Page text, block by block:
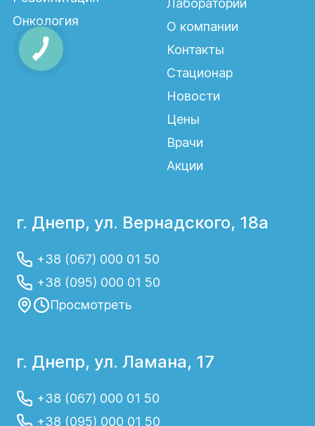
Онкология
Лаборатории
О компании
Контакты
Стационар
Новости
Цены
Врачи
Акции
г. Днепр, ул. Вернадского, 18а
+38 (067) 000 01 50
+38 (095) 000 01 50
Просмотреть
г. Днепр, ул. Ламана, 17
+38 (067) 000 01 50
+38 (095) 000 01 50